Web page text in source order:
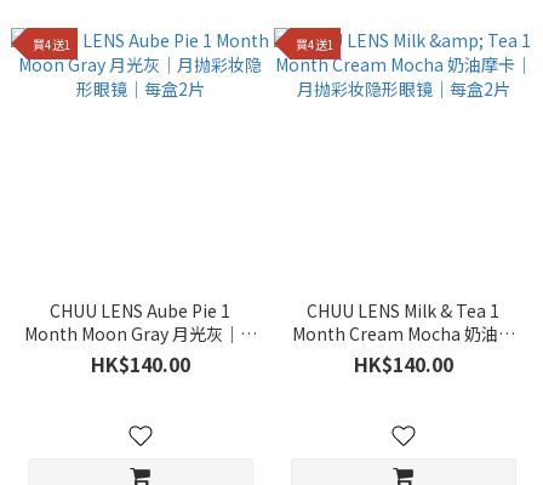
買4送1
CHUU LENS Aube Pie 1
Month Moon Gray 月光灰｜月
抛彩妆隐形眼镜｜每盒2片
HK$140.00
買4送1
CHUU LENS Milk & Tea 1
Month Cream Mocha 奶油摩
卡｜月抛彩妆隐形眼镜｜每盒2
片
HK$140.00